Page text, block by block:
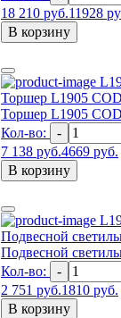
18 210 руб.11928
В корзину
Торшер L1905
Торшер L1905
Кол-во:
-
7 138 руб.4669 руб.
В корзину
Подвесной
Подвесной
Кол-во:
-
2 751 руб.1810 руб.
В корзину